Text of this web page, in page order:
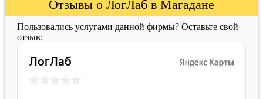
Отзывы о ЛогЛаб в Магадане
Пользовались услугами данной фирмы? Оставьте свой
отзыв: